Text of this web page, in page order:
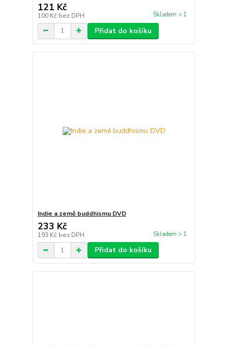
121 Kč
100 Kč bez DPH Skladem > 1
Přidat do košíku
Indie a země buddhismu DVD
233 Kč
193 Kč bez DPH Skladem > 1
Přidat do košíku